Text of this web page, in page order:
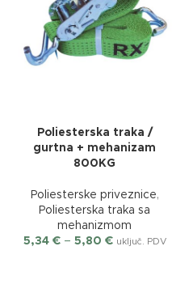
Poliesterska traka /
gurtna + mehanizam
800KG
Poliesterske priveznice,
Poliesterska traka sa
mehanizmom
5,34 € – 5,80 € uključ. PDV